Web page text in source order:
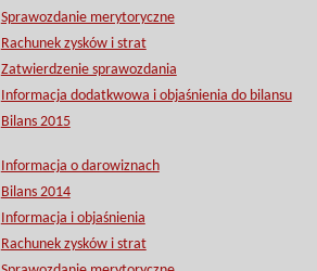
Sprawozdanie merytoryczne
Rachunek zysków i strat
Zatwierdzenie sprawozdania
Informacja dodatkwowa i objaśnienia do bilansu
Bilans 2015
Informacja o darowiznach
Bilans 2014
Informacja i objaśnienia
Rachunek zysków i strat